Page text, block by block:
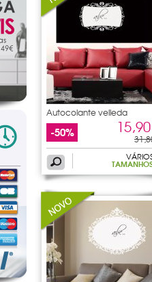
Autocolante velleda
ornamento
-50%